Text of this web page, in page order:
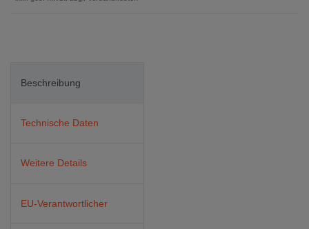
Beschreibung
Technische Daten
Weitere Details
EU-Verantwortlicher